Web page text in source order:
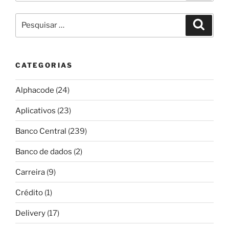
por:
CATEGORIAS
Alphacode (24)
Aplicativos (23)
Banco Central (239)
Banco de dados (2)
Carreira (9)
Crédito (1)
Delivery (17)